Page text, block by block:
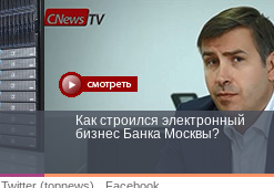
Как строился электронный
бизнес Банка Москвы?